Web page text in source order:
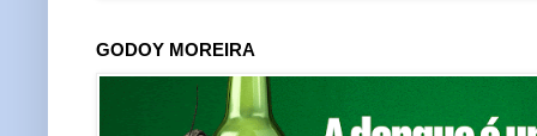
GODOY MOREIRA